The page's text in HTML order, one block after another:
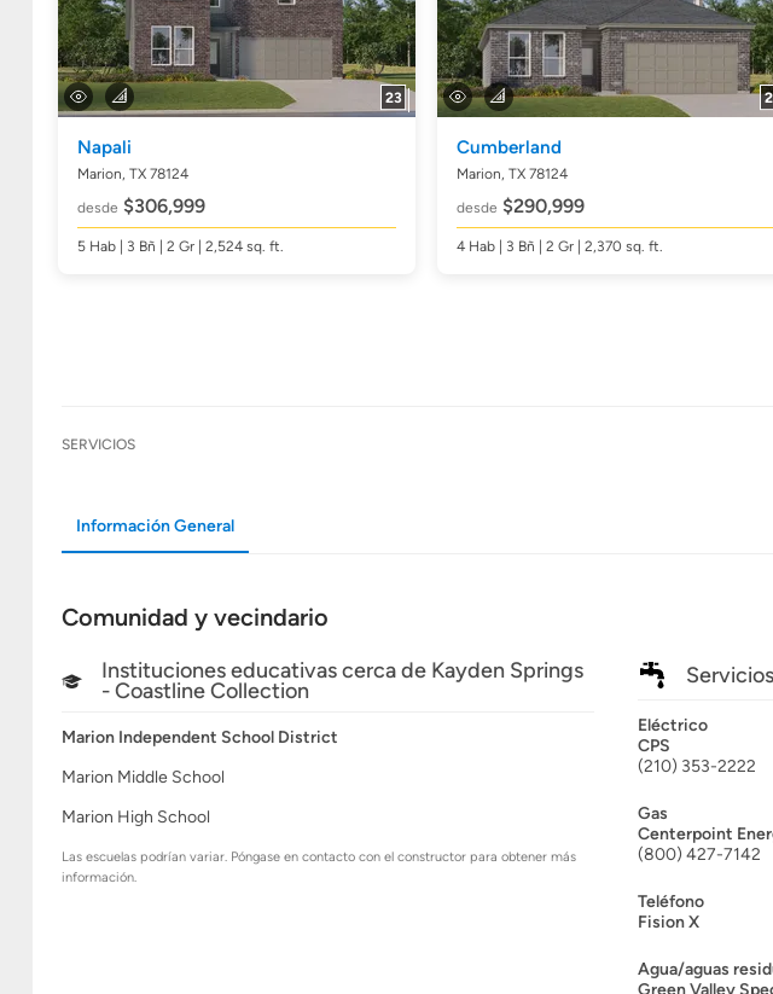
23
Napali
Marion, TX 78124
desde $306,999
5 Hab | 3 Bñ | 2 Gr | 2,524 sq. ft.
Cumberland
Marion, TX 78124
desde $290,999
4 Hab| 3 Bñ | 2 Gr | 2,370 sq. ft.
SERVICIOS
Información General
Comunidad y vecindario
Instituciones educativas cerca de Kayden Springs
- Coastline Collection
Marion Independent School District
Marion Middle School
Marion High School
Las escuelas podrían variar. Póngase en contacto con el constructor para obtener más
información.
Eléctrico
CPS
(210) 353-2222
Gas
Centerpoint
(800) 427-7142
Teléfono
Fision X
Agua/aguas
Green Valley